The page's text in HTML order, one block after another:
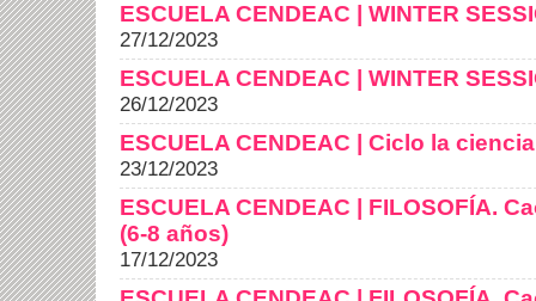
ESCUELA CENDEAC | WINTER
27/12/2023
ESCUELA CENDEAC | WINTER
26/12/2023
ESCUELA CENDEAC | Ciclo la
23/12/2023
ESCUELA CENDEAC | FILOSOFÍA.
(6-8 años)
17/12/2023